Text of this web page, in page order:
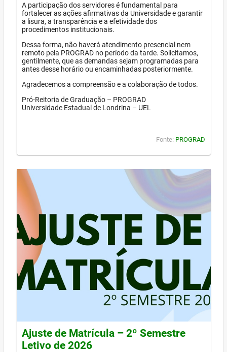
A participação dos servidores é fundamental para
fortalecer as ações afirmativas da Universidade e garantir
a lisura, a transparência e a efetividade dos
procedimentos institucionais.
Dessa forma, não haverá atendimento presencial nem
remoto pela PROGRAD no período da tarde. Solicitamos,
gentilmente, que as demandas sejam programadas para
antes desse horário ou encaminhadas posteriormente.
Agradecemos a compreensão e a colaboração de todos.
Pró-Reitoria de Graduação – PROGRAD
Universidade Estadual de Londrina – UEL
Fonte: PROGRAD
Ajuste de Matrícula – 2º Semestre
Letivo de 2026